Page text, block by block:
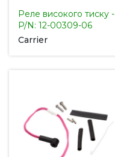
Реле високого тиску -
P/N: 12-00309-06
Carrier